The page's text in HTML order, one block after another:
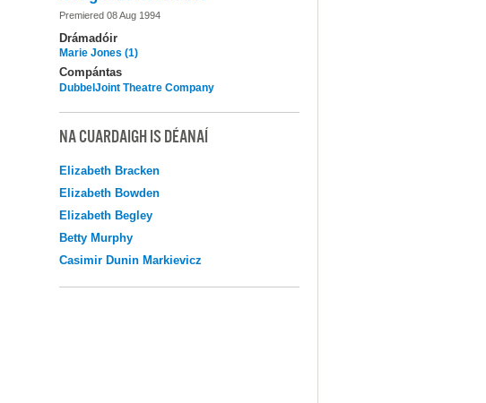
Premiered 08 Aug 1994
Drámadóir
Marie Jones (1)
Compántas
DubbelJoint Theatre Company
NA CUARDAIGH IS DÉANAÍ
Elizabeth Bracken
Elizabeth Bowden
Elizabeth Begley
Betty Murphy
Casimir Dunin Markievicz